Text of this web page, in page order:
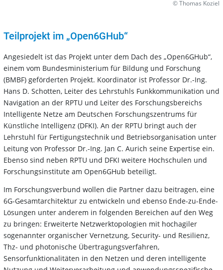
© Thomas Koziel
Teilprojekt im „Open6GHub“
Angesiedelt ist das Projekt unter dem Dach des „Open6GHub“,
einem vom Bundesministerium für Bildung und Forschung
(BMBF) geförderten Projekt. Koordinator ist Professor Dr.-Ing.
Hans D. Schotten, Leiter des Lehrstuhls Funkkommunikation und
Navigation an der RPTU und Leiter des Forschungsbereichs
Intelligente Netze am Deutschen Forschungszentrums für
Künstliche Intelligenz (DFKI). An der RPTU bringt auch der
Lehrstuhl für Fertigungstechnik und Betriebsorganisation unter
Leitung von Professor Dr.-Ing. Jan C. Aurich seine Expertise ein.
Ebenso sind neben RPTU und DFKI weitere Hochschulen und
Forschungsinstitute am Open6GHub beteiligt.
Im Forschungsverbund wollen die Partner dazu beitragen, eine
6G-Gesamtarchitektur zu entwickeln und ebenso Ende-zu-Ende-
Lösungen unter anderem in folgenden Bereichen auf den Weg
zu bringen: Erweiterte Netzwerktopologien mit hochagiler
sogenannter organischer Vernetzung, Security- und Resilienz,
Thz- und photonische Übertragungsverfahren,
Sensorfunktionalitäten in den Netzen und deren intelligente